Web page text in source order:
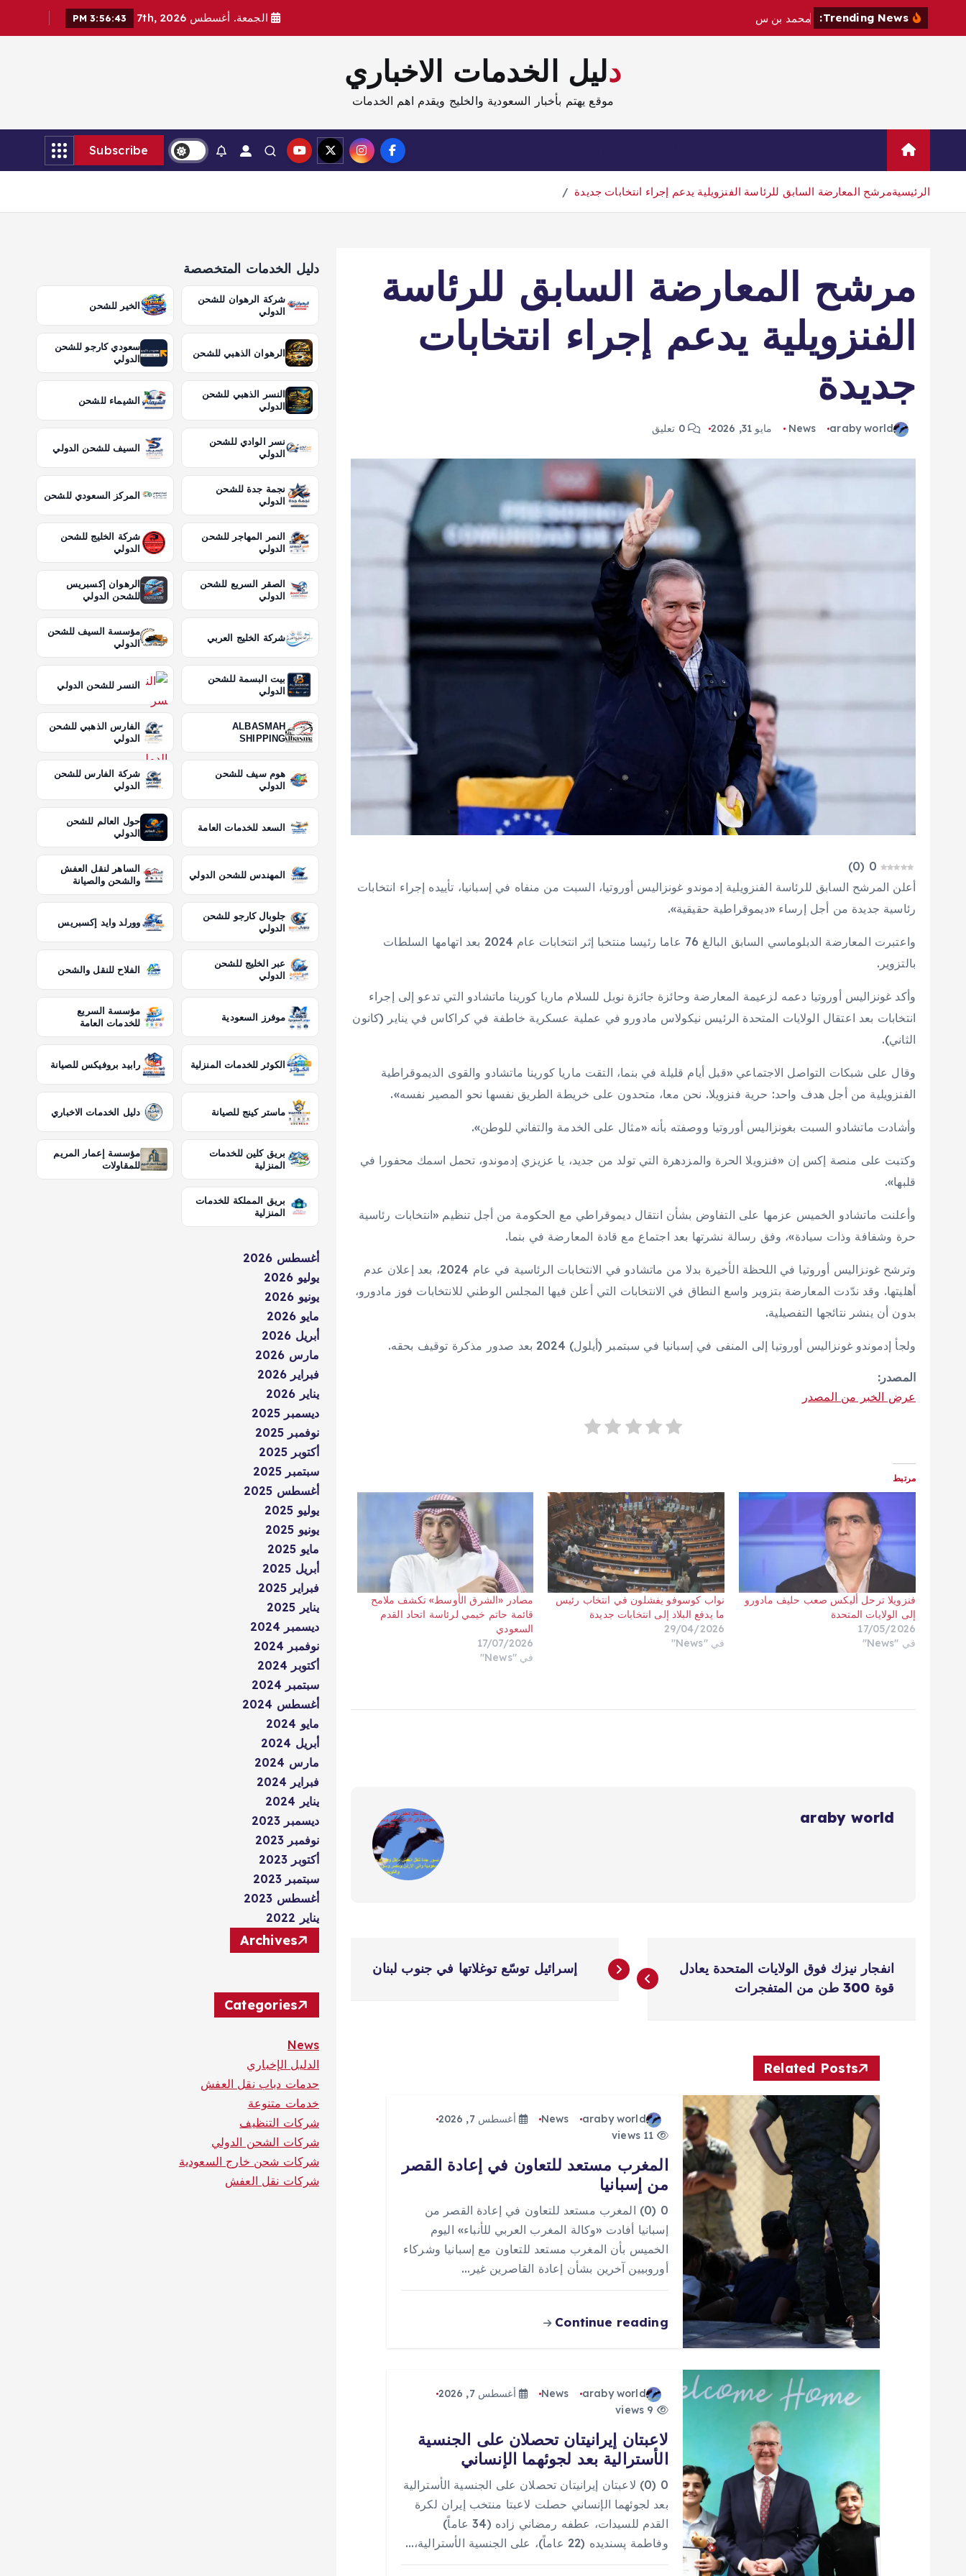
محمد بن س ل الجمعة. أغسطس 7th, 2026 3:56:44 PM
دليل الخدمات الاخباري
موقع يهتم بأخبار السعودية والخليج ويقدم اهم الخدمات
Subscribe
الرئيسيةمرشح المعارضة السابق للرئاسة الفنزويلية يدعم إجراء انتخابات جديدة
مرشح المعارضة السابق للرئاسة
الفنزويلية يدعم إجراء انتخابات
جديدة
araby world
News مايو 31, 2026 0 تعليق
0
(
0
)
أعلن المرشح السابق للرئاسة الفنزويلية إدموندو غونزاليس أوروتيا، السبت من منفاه في إسبانيا، تأييده إجراء انتخابات
رئاسية جديدة من أجل إرساء «ديموقراطية حقيقية».
واعتبرت المعارضة الدبلوماسي السابق البالغ 76 عاما رئيسا منتخبا إثر انتخابات عام 2024 بعد اتهامها السلطات
بالتزوير.
وأكد غونزاليس أوروتيا دعمه لزعيمة المعارضة وحائزة جائزة نوبل للسلام ماريا كورينا ماتشادو التي تدعو إلى إجراء
انتخابات بعد اعتقال الولايات المتحدة الرئيس نيكولاس مادورو في عملية عسكرية خاطفة في كراكاس في يناير (كانون
الثاني).
وقال على شبكات التواصل الاجتماعي «قبل أيام قليلة في بنما، التقت ماريا كورينا ماتشادو والقوى الديموقراطية
الفنزويلية من أجل هدف واحد: حرية فنزويلا. نحن معا، متحدون على خريطة الطريق نفسها نحو المصير نفسه».
وأشادت ماتشادو السبت بغونزاليس أوروتيا ووصفته بأنه «مثال على الخدمة والتفاني للوطن».
وكتبت على منصة إكس إن «فنزويلا الحرة والمزدهرة التي تولد من جديد، يا عزيزي إدموندو، تحمل اسمك محفورا في
قلبها».
وأعلنت ماتشادو الخميس عزمها على التفاوض بشأن انتقال ديموقراطي مع الحكومة من أجل تنظيم «انتخابات رئاسية
حرة وشفافة وذات سيادة»، وفق رسالة نشرتها بعد اجتماع مع قادة المعارضة في بنما.
وترشح غونزاليس أوروتيا في اللحظة الأخيرة بدلا من ماتشادو في الانتخابات الرئاسية في عام 2024، بعد إعلان عدم
أهليتها. وقد ندّدت المعارضة بتزوير واسع النطاق في الانتخابات التي أعلن فيها المجلس الوطني للانتخابات فوز مادورو،
بدون أن ينشر نتائجها التفصيلية.
ولجأ إدموندو غونزاليس أوروتيا إلى المنفى في إسبانيا في سبتمبر (أيلول) 2024 بعد صدور مذكرة توقيف بحقه.
المصدر:
عرض الخبر من المصدر
مرتبط
فنزويلا ترحل أليكس صعب حليف مادورو
إلى الولايات المتحدة
17/05/2026
في "News"
نواب كوسوفو يفشلون في انتخاب رئيس
ما يدفع البلاد إلى انتخابات جديدة
29/04/2026
في "News"
مصادر «الشرق الأوسط» تكشف ملامح
قائمة حاتم خيمي لرئاسة اتحاد القدم
السعودي
17/07/2026
في "News"
araby world
ص
انفجار نيزك فوق الولايات المتحدة يعادل
قوة 300 طن من المتفجرات
إسرائيل توسّع توغلاتها في جنوب لبنان
Related Posts
araby world
News
أغسطس 7, 2026
المغرب مستعد للتعاون في إعادة القصر
من إسبانيا
0 (0) المغرب مستعد للتعاون في إعادة القصر من
إسبانيا أفادت «وكالة المغرب العربي للأنباء» اليوم
الخميس بأن المغرب مستعد للتعاون مع إسبانيا وشركاء
أوروبيين آخرين بشأن إعادة القاصرين غير…
Continue reading
araby world
News
أغسطس 7, 2026
لاعبتان إيرانيتان تحصلان على الجنسية
الأسترالية بعد لجوئهما الإنساني
0 (0) لاعبتان إيرانيتان تحصلان على الجنسية الأسترالية
بعد لجوئهما الإنساني حصلت لاعبتا منتخب إيران لكرة
القدم للسيدات، عطفه رمضاني زاده (34 عاماً)
وفاطمة پسنديده (22 عاماً)، على الجنسية الأسترالية،…
دليل الخدمات المتخصصة
شركة الرهوان للشحن
الدولي
الخير للشحن
الرهوان الذهبي للشحن
سعودي كارجو للشحن
الدولي
النسر الذهبي للشحن
الدولي
الشيماء للشحن
نسر الوادي للشحن
الدولي
السيف للشحن الدولي
نجمة جدة للشحن
الدولي
المركز السعودي للشحن
النمر المهاجر للشحن
الدولي
شركة الخليج للشحن
الدولي
الصقر السريع للشحن
الدولي
الرهوان إكسبريس
للشحن الدولي
شركة الخليج العربي
مؤسسة السيف للشحن
الدولي
بيت البسمة للشحن
الدولي
النسر للشحن الدولي
ALBASMAH
SHIPPING
الفارس الذهبي للشحن
الدولي
هوم سيف للشحن
الدولي
شركة الفارس للشحن
الدولي
السعد للخدمات العامة
حول العالم للشحن
الدولي
المهندس للشحن الدولي
الساهر لنقل العفش
والشحن والصيانة
جلوبال كارجو للشحن
الدولي
وورلد وايد إكسبريس
عبر الخليج للشحن
الدولي
الفلاح للنقل والشحن
موفرز السعودية
مؤسسة السريع
للخدمات العامة
الكوثر للخدمات المنزلية رابيد بروفيكس للصيانة
ماستر كينج للصيانة دليل الخدمات الاخباري
بريق كلين للخدمات
المنزلية
مؤسسة إعمار المريم
للمقاولات
بريق المملكة للخدمات
المنزلية
أغسطس 2026
يوليو 2026
يونيو 2026
مايو 2026
أبريل 2026
مارس 2026
فبراير 2026
يناير 2026
ديسمبر 2025
نوفمبر 2025
أكتوبر 2025
سبتمبر 2025
أغسطس 2025
يوليو 2025
يونيو 2025
مايو 2025
أبريل 2025
فبراير 2025
يناير 2025
ديسمبر 2024
نوفمبر 2024
أكتوبر 2024
سبتمبر 2024
أغسطس 2024
مايو 2024
أبريل 2024
مارس 2024
فبراير 2024
يناير 2024
ديسمبر 2023
نوفمبر 2023
أكتوبر 2023
سبتمبر 2023
أغسطس 2023
يناير 2022
Archives
Categories
News
الدليل الإخباري
حدمات دباب نقل العفش
خدمات متنوعة
شركات التنظيف
شركات الشحن الدولي
شركات شحن خارج السعودية
شركات نقل العفش